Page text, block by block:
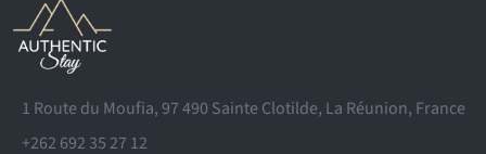
1 Route du Moufia, 97 490 Sainte Clotilde, La Réunion, France
+262 692 35 27 12